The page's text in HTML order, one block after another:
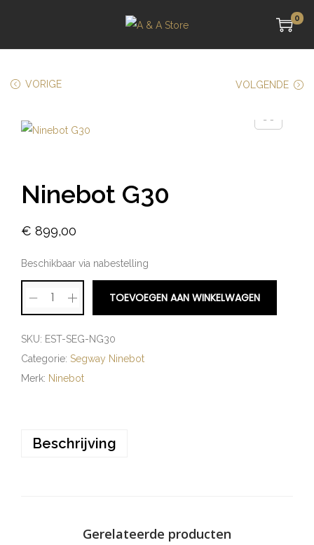
0
VORIGE VOLGENDE
Ninebot G30
€ 899,00
Beschikbaar via nabestelling
TOEVOEGEN AAN WINKELWAGEN
SKU: EST-SEG-NG30
Categorie: Segway Ninebot
Merk: Ninebot
Beschrijving
Gerelateerde producten